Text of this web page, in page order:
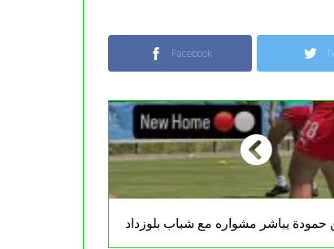
Facebook
حمودة يباشر مشواره مع شباب بلوزداد